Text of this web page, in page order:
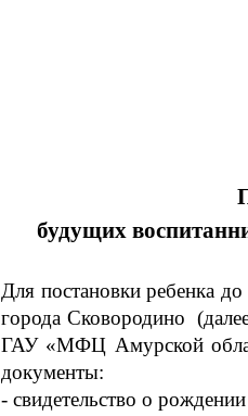
будущих
Для постановки ребенка
города Сковородино
ГАУ «МФЦ Амурской
документы:
- свидетельство о